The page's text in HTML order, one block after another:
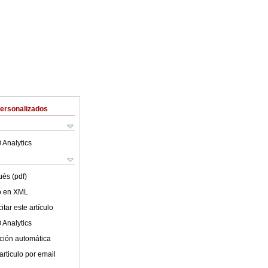
Analytics
(pdf)
en XML
este artículo
Analytics
automática
por email